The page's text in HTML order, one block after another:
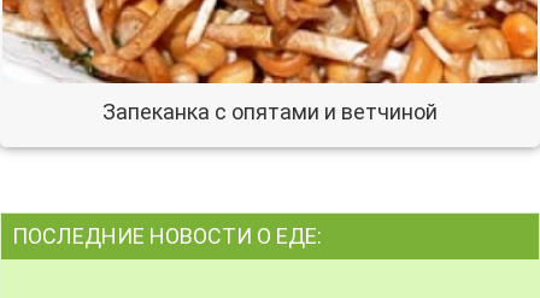
Запеканка с опятами и ветчиной
ПОСЛЕДНИЕ НОВОСТИ О ЕДЕ: